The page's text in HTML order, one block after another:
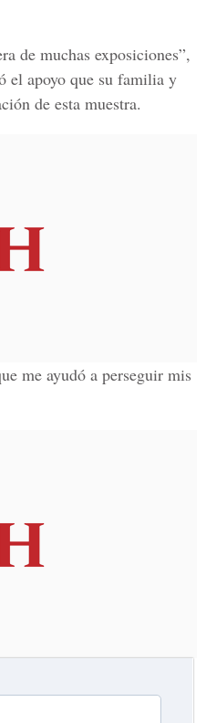
de muchas exposiciones”,
el apoyo que su familia y
de esta muestra.
me ayudó a perseguir mis